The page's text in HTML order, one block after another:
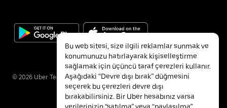
© 2026 Uber Technologies Inc.
Bu web sitesi, size ilgili reklamlar sunmak ve
konumunuzu hatırlayarak kişiselleştirme
sağlamak için üçüncü taraf çerezleri kullanır.
Aşağıdaki “Devre dışı bırak” düğmesini
seçerek bu çerezleri devre dışı
bırakabilirsiniz. Bir Uber hesabınız varsa